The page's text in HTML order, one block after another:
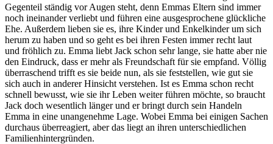
Gegenteil ständig vor Augen steht, denn Emmas Eltern sind immer
noch ineinander verliebt und führen eine ausgesprochene glückliche
Ehe. Außerdem lieben sie es, ihre Kinder und Enkelkinder um sich
herum zu haben und so geht es bei ihren Festen immer recht laut
und fröhlich zu. Emma liebt Jack schon sehr lange, sie hatte aber nie
den Eindruck, dass er mehr als Freundschaft für sie empfand. Völlig
überraschend trifft es sie beide nun, als sie feststellen, wie gut sie
sich auch in anderer Hinsicht verstehen. Ist es Emma schon recht
schnell bewusst, wie sie ihr Leben weiter führen möchte, so braucht
Jack doch wesentlich länger und er bringt durch sein Handeln
Emma in eine unangenehme Lage. Wobei Emma bei einigen Sachen
durchaus überreagiert, aber das liegt an ihren unterschiedlichen
Familienhintergründen.